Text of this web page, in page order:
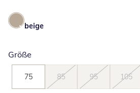
beige
Größe
75 85 95 105